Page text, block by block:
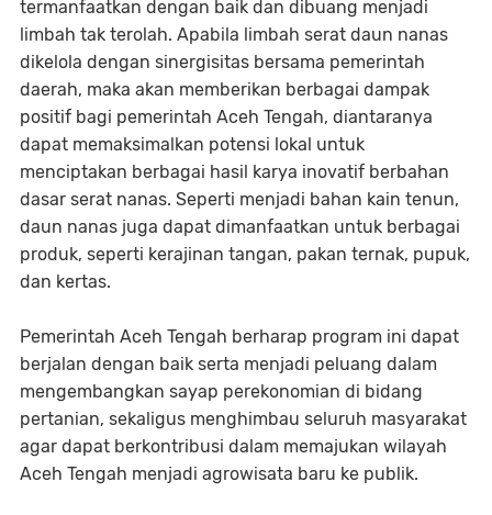
termanfaatkan dengan baik dan dibuang menjadi
limbah tak terolah. Apabila limbah serat daun nanas
dikelola dengan sinergisitas bersama pemerintah
daerah, maka akan memberikan berbagai dampak
positif bagi pemerintah Aceh Tengah, diantaranya
dapat memaksimalkan potensi lokal untuk
menciptakan berbagai hasil karya inovatif berbahan
dasar serat nanas. Seperti menjadi bahan kain tenun,
daun nanas juga dapat dimanfaatkan untuk berbagai
produk, seperti kerajinan tangan, pakan ternak, pupuk,
dan kertas.
Pemerintah Aceh Tengah berharap program ini dapat
berjalan dengan baik serta menjadi peluang dalam
mengembangkan sayap perekonomian di bidang
pertanian, sekaligus menghimbau seluruh masyarakat
agar dapat berkontribusi dalam memajukan wilayah
Aceh Tengah menjadi agrowisata baru ke publik.